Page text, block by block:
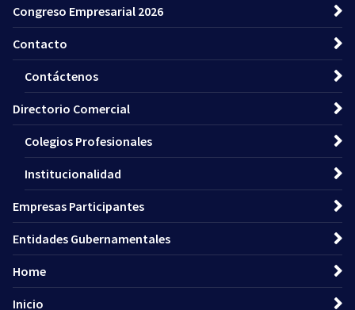
Congreso Empresarial 2026
Contacto
Contáctenos
Directorio Comercial
Colegios Profesionales
Institucionalidad
Empresas Participantes
Entidades Gubernamentales
Home
Inicio